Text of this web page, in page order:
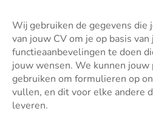
Wij gebruiken de gegevens die
van jouw CV om je op basis
functieaanbevelingen te doen
jouw wensen. We kunnen
gebruiken om formulieren op
vullen, en dit voor elke andere
leveren.